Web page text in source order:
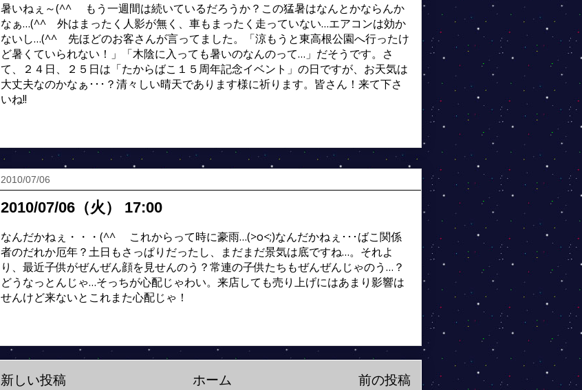
暑いねぇ～(^^ゞ もう一週間は続いているだろうか？この猛暑はなんとかならんか
なぁ…(^^ゞ外はまったく人影が無く、車もまったく走っていない…エアコンは効か
ないし…(^^ゞ先ほどのお客さんが言ってました。「涼もうと東高根公園へ行ったけ
ど暑くていられない！」「木陰に入っても暑いのなんのって…」だそうです。さ
て、２４日、２５日は「たからばこ１５周年記念イベント」の日ですが、お天気は
大丈夫なのかなぁ･･･？清々しい晴天であります様に祈ります。皆さん！来て下さ
いね!!
2010/07/06
2010/07/06（火） 17:00
なんだかねぇ・・・(^^ゞ これからって時に豪雨…(>o<;)なんだかねぇ･･･ばこ関係
者のだれか厄年？土日もさっぱりだったし、まだまだ景気は底ですね…。それよ
り、最近子供がぜんぜん顔を見せんのう？常連の子供たちもぜんぜんじゃのう…？
どうなっとんじゃ…そっちが心配じゃわい。来店しても売り上げにはあまり影響は
せんけど来ないとこれまた心配じゃ！
新しい投稿 前の投稿
ホーム